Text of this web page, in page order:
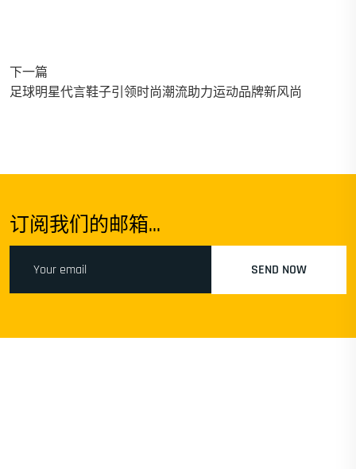
下一篇
足球明星代言鞋子引领时尚潮流助力运动品牌新风尚
订阅我们的邮箱...
SEND NOW